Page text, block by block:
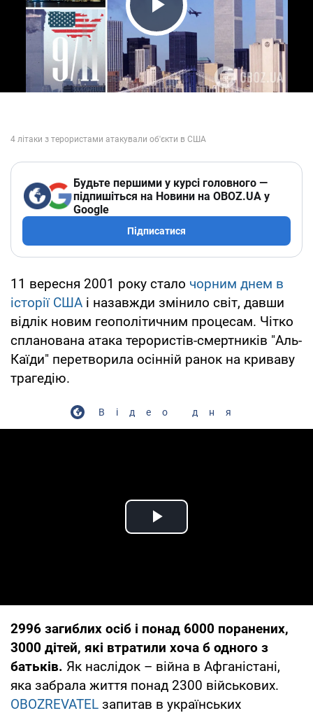
Play Video
Будьте першими у курсі головного —
підпишіться на Новини на OBOZ.UA у
Google
Підписатися
11 вересня 2001 року стало чорним днем в
історії США і назавжди змінило світ, давши
відлік новим геополітичним процесам. Чітко
спланована атака терористів-смертників "Аль-
Каїди" перетворила осінній ранок на криваву
трагедію.
Відео дня
Play Video
2996 загиблих осіб і понад 6000 поранених,
3000 дітей, які втратили хоча б одного з
батьків. Як наслідок – війна в Афганістані,
яка забрала життя понад 2300 військових.
OBOZREVATEL запитав в українських